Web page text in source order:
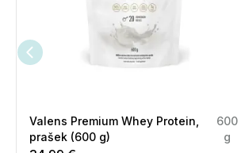
Izvleček navadne kislice
Železo
Vitamin B5
Vitamin B6
Valens Premium Whey Protein,
prašek (600 g)
600
g